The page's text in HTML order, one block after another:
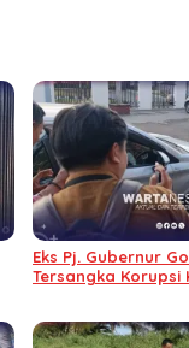
Eks Pj. Gubernur
Tersangka Korupsi